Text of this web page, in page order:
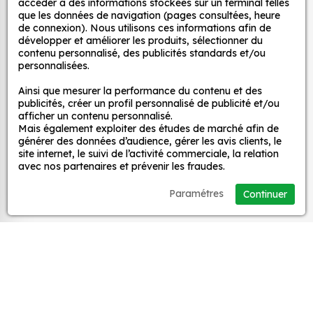
Pour la chambre d'enfant : nos stickers peuvent
être utilisés pour créer une ambiance ludique
et colorée dans la chambre d'enfant. Ils
peuvent également être utilisés pour décorer
les murs, les meubles ou les jouets.
Pour la cuisine : nos stickers peuvent être
utilisés pour ajouter une touche d'originalité à
la cuisine. Ils peuvent être utilisés pour décorer
les murs, les appareils électroménagers ou les
accessoires de cuisine.
Pour la salle de bain : nos stickers peuvent être
utilisés pour créer une ambiance zen et
relaxante dans la salle de bain. Ils peuvent
MPA Déco
Nos services
Nos sites
Mon Compte
accéder à des informations stockées sur un terminal telles
que les données de navigation (pages consultées, heure
de connexion). Nous utilisons ces informations afin de
développer et améliorer les produits, sélectionner du
contenu personnalisé, des publicités standards et/ou
personnalisées.
Ainsi que mesurer la performance du contenu et des
publicités, créer un profil personnalisé de publicité et/ou
afficher un contenu personnalisé.
Mais également exploiter des études de marché afin de
générer des données d’audience, gérer les avis clients, le
site internet, le suivi de l’activité commerciale, la relation
avec nos partenaires et prévenir les fraudes.
Continuer
Paramétres